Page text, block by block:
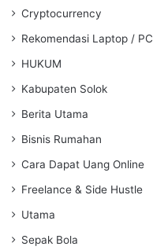
Cryptocurrency
Rekomendasi Laptop / PC
HUKUM
Kabupaten Solok
Berita Utama
Bisnis Rumahan
Cara Dapat Uang Online
Freelance & Side Hustle
Utama
Sepak Bola